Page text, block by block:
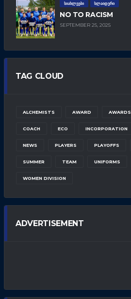
ᲡᲘᲐᲮᲚᲔᲔᲑᲘ ᲡᲚᲐᲘᲓᲔᲠᲘ
NO TO RACISM
SEPTEMBER 25, 2025
TAG CLOUD
ALCHEMISTS AWARD AWARDS
COACH ECO INCORPORATION
NEWS PLAYERS PLAYOFFS
SUMMER TEAM UNIFORMS
WOMEN DIVISION
ADVERTISEMENT